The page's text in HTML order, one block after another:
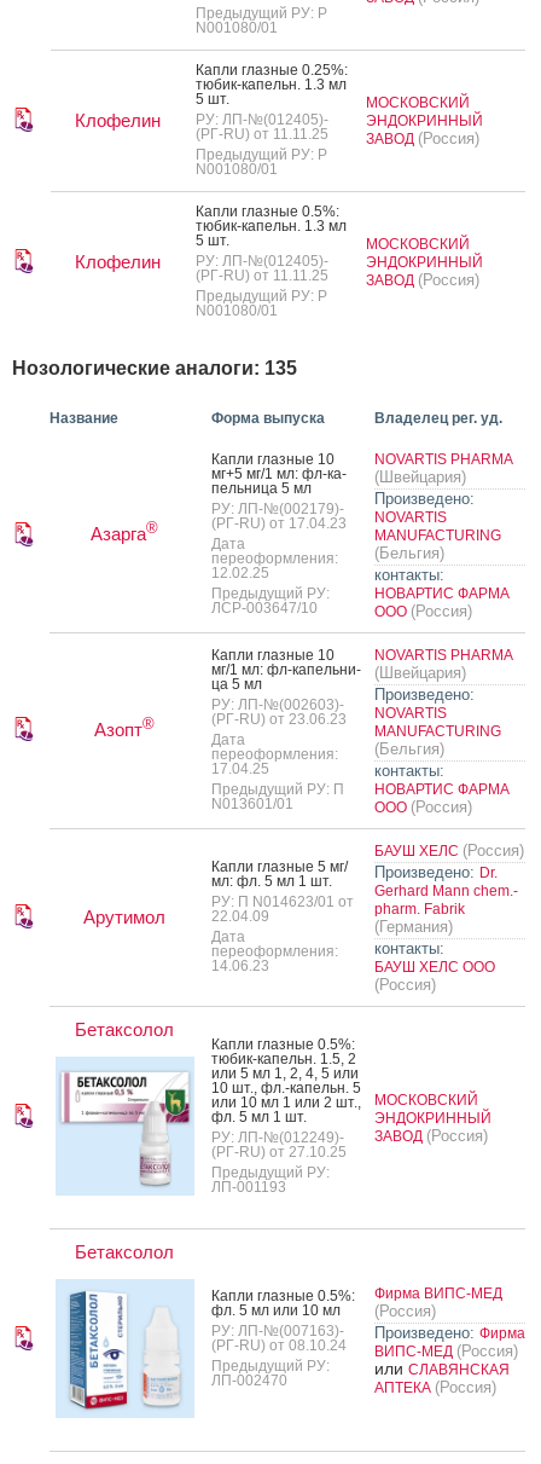
Предыдущий РУ: Р
N001080/01
Клофелин
Кап­ли глаз­ные 0.25%:
тю­бик-ка­пельн. 1.3 мл
5 шт.
РУ: ЛП-№(012405)-
(РГ-RU) от 11.11.25
Предыдущий РУ: Р
N001080/01
МОСКОВСКИЙ
ЭНДОКРИННЫЙ
ЗАВОД (Россия)
Клофелин
Кап­ли глаз­ные 0.5%:
тю­бик-ка­пельн. 1.3 мл
5 шт.
РУ: ЛП-№(012405)-
(РГ-RU) от 11.11.25
Предыдущий РУ: Р
N001080/01
МОСКОВСКИЙ
ЭНДОКРИННЫЙ
ЗАВОД (Россия)
Нозологические аналоги: 135
Название Форма выпуска Владелец рег. уд.
Азарга®
Кап­ли глаз­ные 10
мг+5 мг/1 мл: фл-ка­
пель­ни­ца 5 мл
РУ: ЛП-№(002179)-
(РГ-RU) от 17.04.23
Дата
переоформления:
12.02.25
Предыдущий РУ:
ЛСР-003647/10
NOVARTIS PHARMA
(Швейцария)
Произведено:
NOVARTIS
MANUFACTURING
(Бельгия)
контакты:
НОВАРТИС ФАРМА
ООО (Россия)
Азопт®
Кап­ли глаз­ные 10
мг/1 мл: фл-ка­пель­ни­
ца 5 мл
РУ: ЛП-№(002603)-
(РГ-RU) от 23.06.23
Дата
переоформления:
17.04.25
Предыдущий РУ: П
N013601/01
NOVARTIS PHARMA
(Швейцария)
Произведено:
NOVARTIS
MANUFACTURING
(Бельгия)
контакты:
НОВАРТИС ФАРМА
ООО (Россия)
Арутимол
Кап­ли глаз­ные 5 мг/
мл: фл. 5 мл 1 шт.
РУ: П N014623/01 от
22.04.09
Дата
переоформления:
14.06.23
БАУШ ХЕЛС (Россия)
Произведено: Dr.
Gerhard Mann chem.-
pharm. Fabrik
(Германия)
контакты:
БАУШ ХЕЛС ООО
(Россия)
Бетаксолол
Кап­ли глаз­ные 0.5%:
тю­бик-ка­пельн. 1.5, 2
или 5 мл 1, 2, 4, 5 или
10 шт., фл.-ка­пельн. 5
или 10 мл 1 или 2 шт.,
фл. 5 мл 1 шт.
РУ: ЛП-№(012249)-
(РГ-RU) от 27.10.25
Предыдущий РУ:
ЛП-001193
МОСКОВСКИЙ
ЭНДОКРИННЫЙ
ЗАВОД (Россия)
Бетаксолол
Кап­ли глаз­ные 0.5%:
фл. 5 мл или 10 мл
РУ: ЛП-№(007163)-
(РГ-RU) от 08.10.24
Предыдущий РУ:
ЛП-002470
Фирма ВИПС-МЕД
(Россия)
Произведено: Фирма
ВИПС-МЕД (Россия)
или СЛАВЯНСКАЯ
АПТЕКА (Россия)